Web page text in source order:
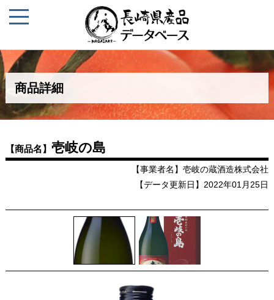
商品詳細
【商品名】 壱岐の島
【事業者名】壱岐の蔵酒造株式会社
【データ更新日】2022年01月25日